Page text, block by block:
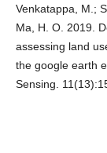
Venkatappa, M.;
Ma, H. O. 2019.
assessing land
the google earth
Sensing.